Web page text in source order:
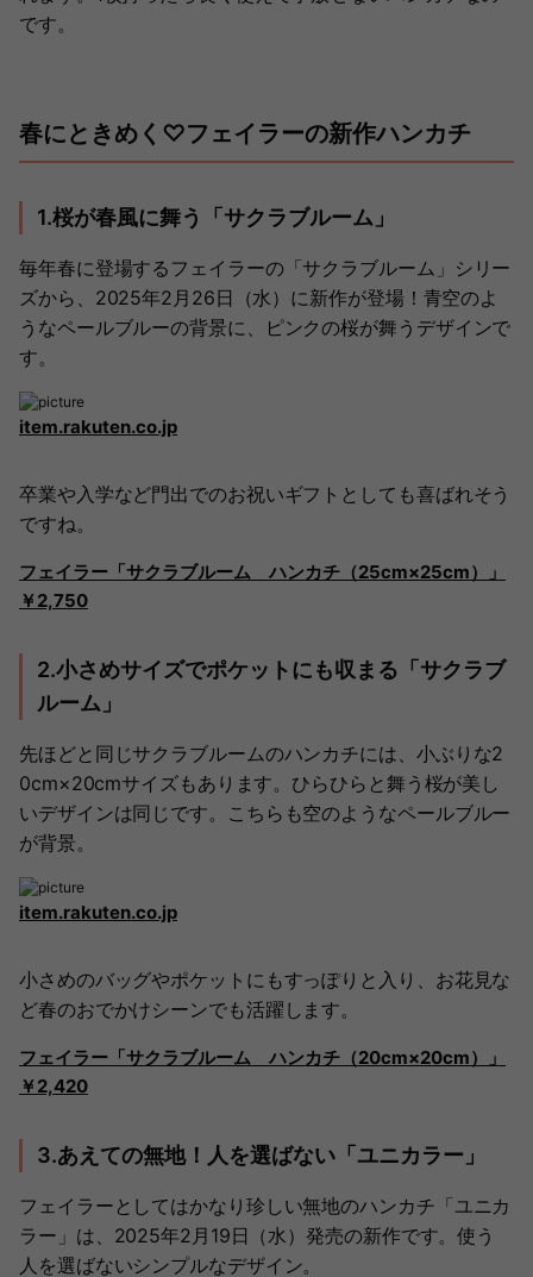
です。
春にときめく♡フェイラーの新作ハンカチ
1.桜が春風に舞う「サクラブルーム」
毎年春に登場するフェイラーの「サクラブルーム」シリー
ズから、2025年2月26日（水）に新作が登場！青空のよ
うなペールブルーの背景に、ピンクの桜が舞うデザインで
す。
item.rakuten.co.jp
卒業や入学など門出でのお祝いギフトとしても喜ばれそう
ですね。
フェイラー「サクラブルーム ハンカチ（25cm×25cm）」
￥2,750
2.小さめサイズでポケットにも収まる「サクラブ
ルーム」
先ほどと同じサクラブルームのハンカチには、小ぶりな2
0cm×20cmサイズもあります。ひらひらと舞う桜が美し
いデザインは同じです。こちらも空のようなペールブルー
が背景。
item.rakuten.co.jp
小さめのバッグやポケットにもすっぽりと入り、お花見な
ど春のおでかけシーンでも活躍します。
フェイラー「サクラブルーム ハンカチ（20cm×20cm）」
￥2,420
3.あえての無地！人を選ばない「ユニカラー」
フェイラーとしてはかなり珍しい無地のハンカチ「ユニカ
ラー」は、2025年2月19日（水）発売の新作です。使う
人を選ばないシンプルなデザイン。